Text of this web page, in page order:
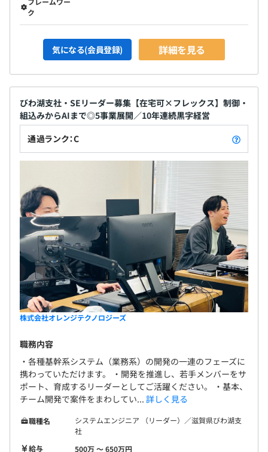
ク
気になる(会員登録) 詳細を見る
びわ湖支社・SEリーダー募集【在宅可×フレックス】制御・
組込みからAIまで◎5事業展開／10年連続黒字経営
通過ランク：C
株式会社オレンジテクノロジーズ
職務内容
・各種基幹系システム（業務系）の開発の一連のフェーズに
携わっていただけます。 ・開発を推進し、若手メンバーをサ
ポート、育成するリーダーとしてご活躍ください。 ・基本、
チーム開発で案件をまわしてい... 詳しく見る
職種名
システムエンジニア （リーダー）／滋賀県びわ湖支
社
給与
500万 〜 650万円